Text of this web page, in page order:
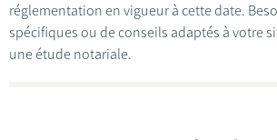
réglementation en vigueur à cette date.
spécifiques ou de conseils adaptés à votre
une étude notariale.